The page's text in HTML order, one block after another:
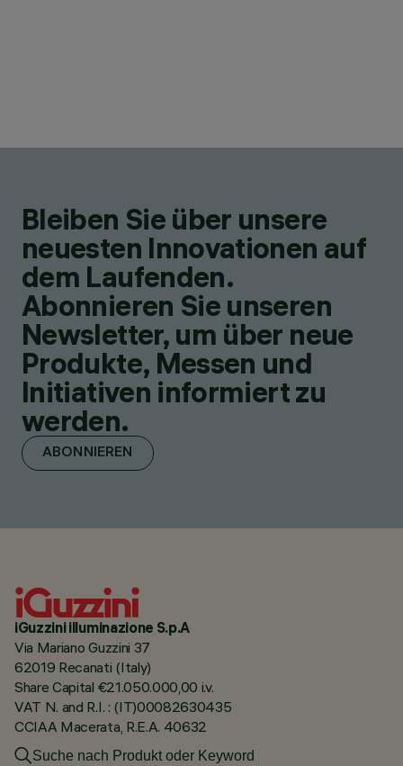
Bleiben Sie über unsere
neuesten Innovationen auf
dem Laufenden.
Abonnieren Sie unseren
Newsletter, um über neue
Produkte, Messen und
Initiativen informiert zu
werden.
ABONNIEREN
iGuzzini illuminazione S.p.A
Via Mariano Guzzini 37
62019 Recanati (Italy)
Share Capital €21.050.000,00 i.v.
VAT N. and R.I. : (IT)00082630435
CCIAA Macerata, R.E.A. 40632